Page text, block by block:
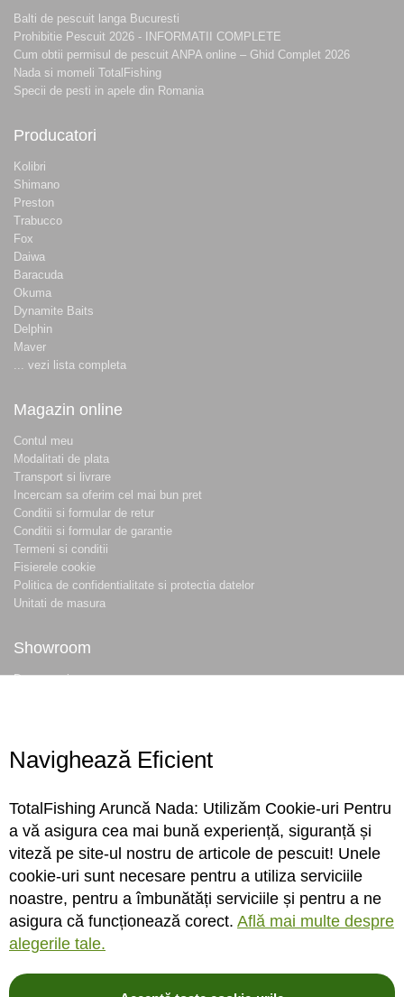
Balti de pescuit langa Bucuresti
Prohibitie Pescuit 2026 - INFORMATII COMPLETE
Cum obtii permisul de pescuit ANPA online – Ghid Complet 2026
Nada si momeli TotalFishing
Specii de pesti in apele din Romania
Producatori
Kolibri
Shimano
Preston
Trabucco
Fox
Daiwa
Baracuda
Okuma
Dynamite Baits
Delphin
Maver
... vezi lista completa
Magazin online
Contul meu
Modalitati de plata
Transport si livrare
Incercam sa oferim cel mai bun pret
Conditii si formular de retur
Conditii si formular de garantie
Termeni si conditii
Fisierele cookie
Politica de confidentialitate si protectia datelor
Unitati de masura
Showroom
Despre noi
Conecteaza-te
Sa ne cunoastem mai bine. Vino alaturi de noi pe reteaua ta preferata. Te
asteptam cu stiri, surprize, concursuri, premii ...
Navighează Eficient
TotalFishing Aruncă Nada: Utilizăm Cookie-uri Pentru
a vă asigura cea mai bună experiență, siguranță și
viteză pe site-ul nostru de articole de pescuit! Unele
cookie-uri sunt necesare pentru a utiliza serviciile
noastre, pentru a îmbunătăți serviciile și pentru a ne
asigura că funcționează corect. Află mai multe despre
alegerile tale.